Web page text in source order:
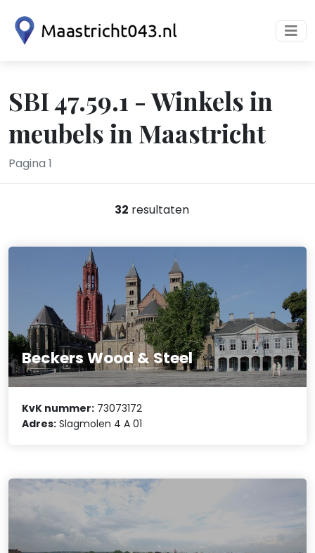
SBI 47.59.1 - Winkels in
meubels in Maastricht
Pagina 1
32 resultaten
Beckers Wood & Steel
KvK nummer: 73073172
Adres: Slagmolen 4 A 01